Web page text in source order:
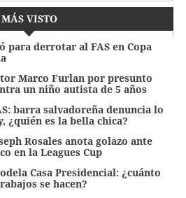
MÁS VISTO
para derrotar al FAS en Copa
Marco Furlan por presunto
un niño autista de 5 años
barra salvadoreña denuncia lo
¿quién es la bella chica?
Rosales anota golazo ante
en la Leagues Cup
Casa Presidencial: ¿cuánto
se hacen?